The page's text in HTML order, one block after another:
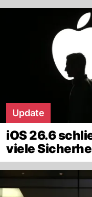
Update
iOS 26.6
viele